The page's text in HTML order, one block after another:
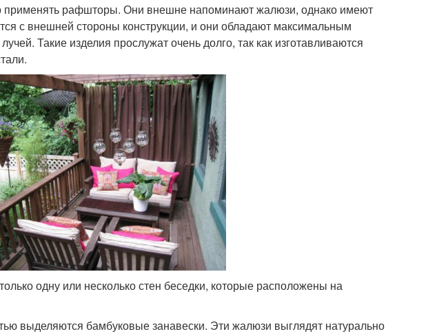
применять рафшторы. Они внешне напоминают жалюзи, однако имеют
с внешней стороны конструкции, и они обладают максимальным
Такие изделия прослужат очень долго, так как изготавливаются
одну или несколько стен беседки, которые расположены на
выделяются бамбуковые занавески. Эти жалюзи выглядят натурально